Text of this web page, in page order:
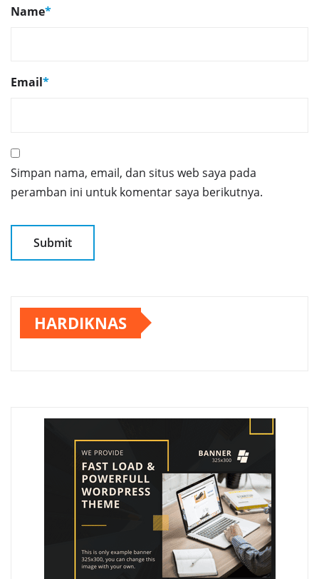
Name*
Email*
Simpan nama, email, dan situs web saya pada
peramban ini untuk komentar saya berikutnya.
HARDIKNAS